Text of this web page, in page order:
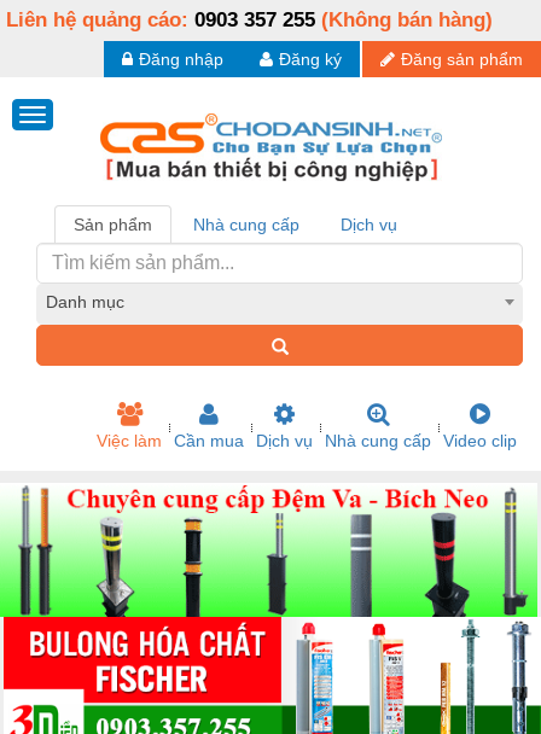
Liên hệ quảng cáo: 0903 357 255 (Không bán hàng)
Đăng sản phẩm
Đăng ký
Đăng nhập
Sản phẩm Nhà cung cấp Dịch vụ
Danh mục
Việc làm Cần mua Dịch vụ Nhà cung cấp Video clip